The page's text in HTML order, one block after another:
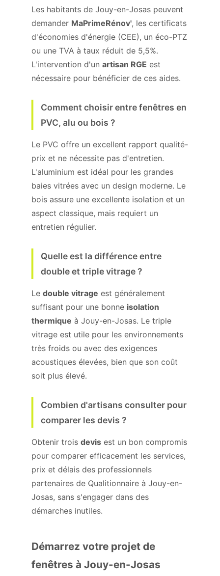
Les habitants de Jouy-en-Josas peuvent
demander MaPrimeRénov', les certificats
d'économies d'énergie (CEE), un éco-PTZ
ou une TVA à taux réduit de 5,5%.
L'intervention d'un artisan RGE est
nécessaire pour bénéficier de ces aides.
Comment choisir entre fenêtres en
PVC, alu ou bois ?
Le PVC offre un excellent rapport qualité-
prix et ne nécessite pas d'entretien.
L'aluminium est idéal pour les grandes
baies vitrées avec un design moderne. Le
bois assure une excellente isolation et un
aspect classique, mais requiert un
entretien régulier.
Quelle est la différence entre
double et triple vitrage ?
Le double vitrage est généralement
suffisant pour une bonne isolation
thermique à Jouy-en-Josas. Le triple
vitrage est utile pour les environnements
très froids ou avec des exigences
acoustiques élevées, bien que son coût
soit plus élevé.
Combien d'artisans consulter pour
comparer les devis ?
Obtenir trois devis est un bon compromis
pour comparer efficacement les services,
prix et délais des professionnels
partenaires de Qualitionnaire à Jouy-en-
Josas, sans s'engager dans des
démarches inutiles.
Démarrez votre projet de
fenêtres à Jouy-en-Josas